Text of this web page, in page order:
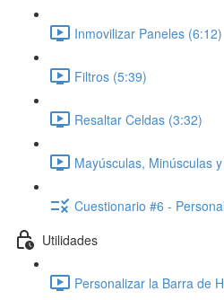
Inmovilizar Paneles (6:12)
Filtros (5:39)
Resaltar Celdas (3:32)
Mayúsculas, Minúsculas
Cuestionario #6 -
Utilidades
Personalizar la Barra de